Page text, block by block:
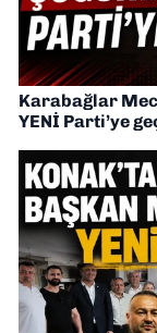
Karabağlar
YENİ Parti’ye